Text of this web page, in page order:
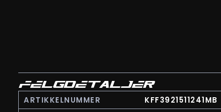
FELGDETALJER
ARTIKKELNUMMER KFF3921511241MB